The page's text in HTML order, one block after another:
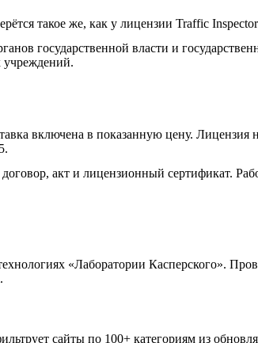
такое же, как у лицензии Traffic
государственной власти и
учреждений.
включена в показанную цену.
акт и лицензионный сертификат.
«Лаборатории Касперского».
сайты по 100+ категориям из